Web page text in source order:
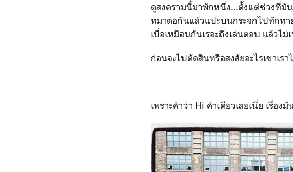
ดูสงครามนี้มาพักหนึ่ง...ตั้งแต่ช่วงที่มัน
ทมาต่อกันแล้วแปะบนกระจกไปทักทา
เบื่อเหมือนกันเรอะถึงเล่นตอบ แล้วไม่
ก่อนจะไปตัดสินหรือสงสัยอะไรเขาเร
เพราะคำว่า Hi คำเดียวเลยเนี่ย เรื่อ